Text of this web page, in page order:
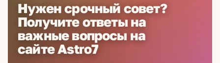
Нужен срочный совет?
Получите ответы на
важные вопросы на
сайте Astro7